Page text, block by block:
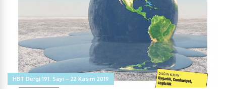
HBT Dergi 191. Sayı – 22 Kasım 2019